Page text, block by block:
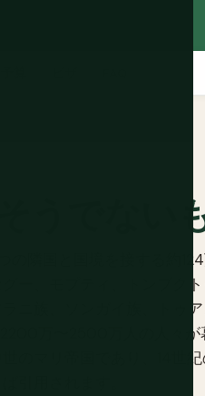
うでない
隣国と国境を接する約
ー、モプティ、トンブク
ニ族、ソンガイ族、トゥ
万〜2500万人の人々
のマリ帝国であり、14世
引用されます。